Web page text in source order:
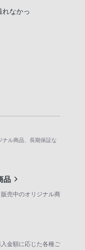
れなかっ
ナル商品、長期保証な
品
売中のオリジナル商
金額に応じた各種ご